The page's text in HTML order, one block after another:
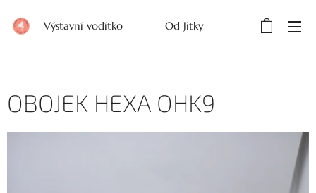
Výstavní vodítko Od Jitky
OBOJEK HEXA OHK9